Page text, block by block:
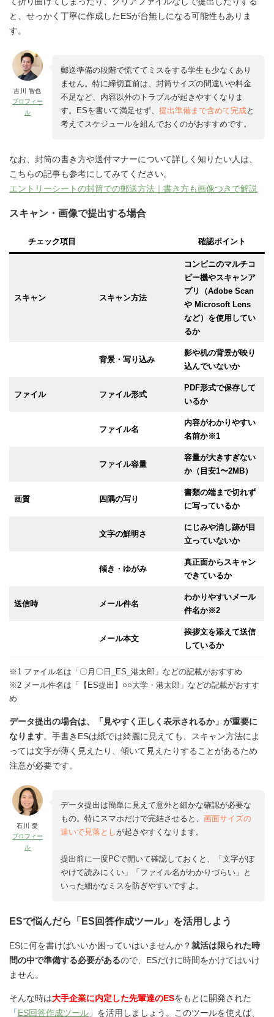
と、せっかく丁寧に作成したESが台無しになる可能性もありま
す。
吉川 智也
プロフィー
ル
郵送準備の段階で慌ててミスをする学生も少なくあり
ません。特に締切直前は、封筒サイズの間違いや料金
不足など、内容以外のトラブルが起きやすくなりま
す。ESを書いて満足せず、 提出準備まで含めて完成と
考えてスケジュールを組んでおくのがおすすめです。
なお、封筒の書き方や送付マナーについて詳しく知りたい人は、
こちらの記事も参考にしてみてください。
エントリーシートの封筒での郵送方法｜書き方も画像つきで解説
スキャン・画像で提出する場合
チェック項目 確認ポイント
スキャン スキャン方法
コンビニのマルチコ
ピー機やスキャンア
プリ（Adobe Scan
や Microsoft Lens
など）を使用してい
るか
背景・写り込み
影や机の背景が映り
込んでいないか
ファイル ファイル形式
PDF形式で保存して
いるか
ファイル名
内容がわかりやすい
名前か※1
ファイル容量
容量が大きすぎない
か（目安1〜2MB）
画質 四隅の写り
書類の端まで切れず
に写っているか
文字の鮮明さ
にじみや消し跡が目
立っていないか
傾き・ゆがみ
真正面からスキャン
できているか
送信時 メール件名
わかりやすいメール
件名か※2
メール本文
挨拶文を添えて送信
しているか
※1 ファイル名は「〇月〇日_ES_港太郎」などの記載がおすすめ
※2 メール件名は「【ES提出】○○大学・港太郎」などの記載がおすす
め
データ提出の場合は、「見やすく正しく表示されるか」が重要に
なります。手書きESは紙では綺麗に見えても、スキャン方法によ
っては文字が薄く見えたり、傾いて見えたりすることがあるため
注意が必要です。
石川 愛
プロフィー
ル
データ提出は簡単に見えて意外と細かな確認が必要な
もの。特にスマホだけで完結させると、 画面サイズの
違いで見落としが起きやすくなります。
提出前に一度PCで開いて確認しておくと、「文字がぼ
やけて読みにくい」「ファイル名がわかりづらい」と
いった細かなミスを防ぎやすいですよ。
ESで悩んだら「ES回答作成ツール」を活用しよう
ESに何を書けばいいか困っていはいませんか？就活は限られた時
間の中で準備する必要があるので、ESだけに時間をかけてはいけ
ません。
そんな時は大手企業に内定した先輩達のESをもとに開発された
「ES回答作成ツール 」を活用しましょう。このツールを使えば、